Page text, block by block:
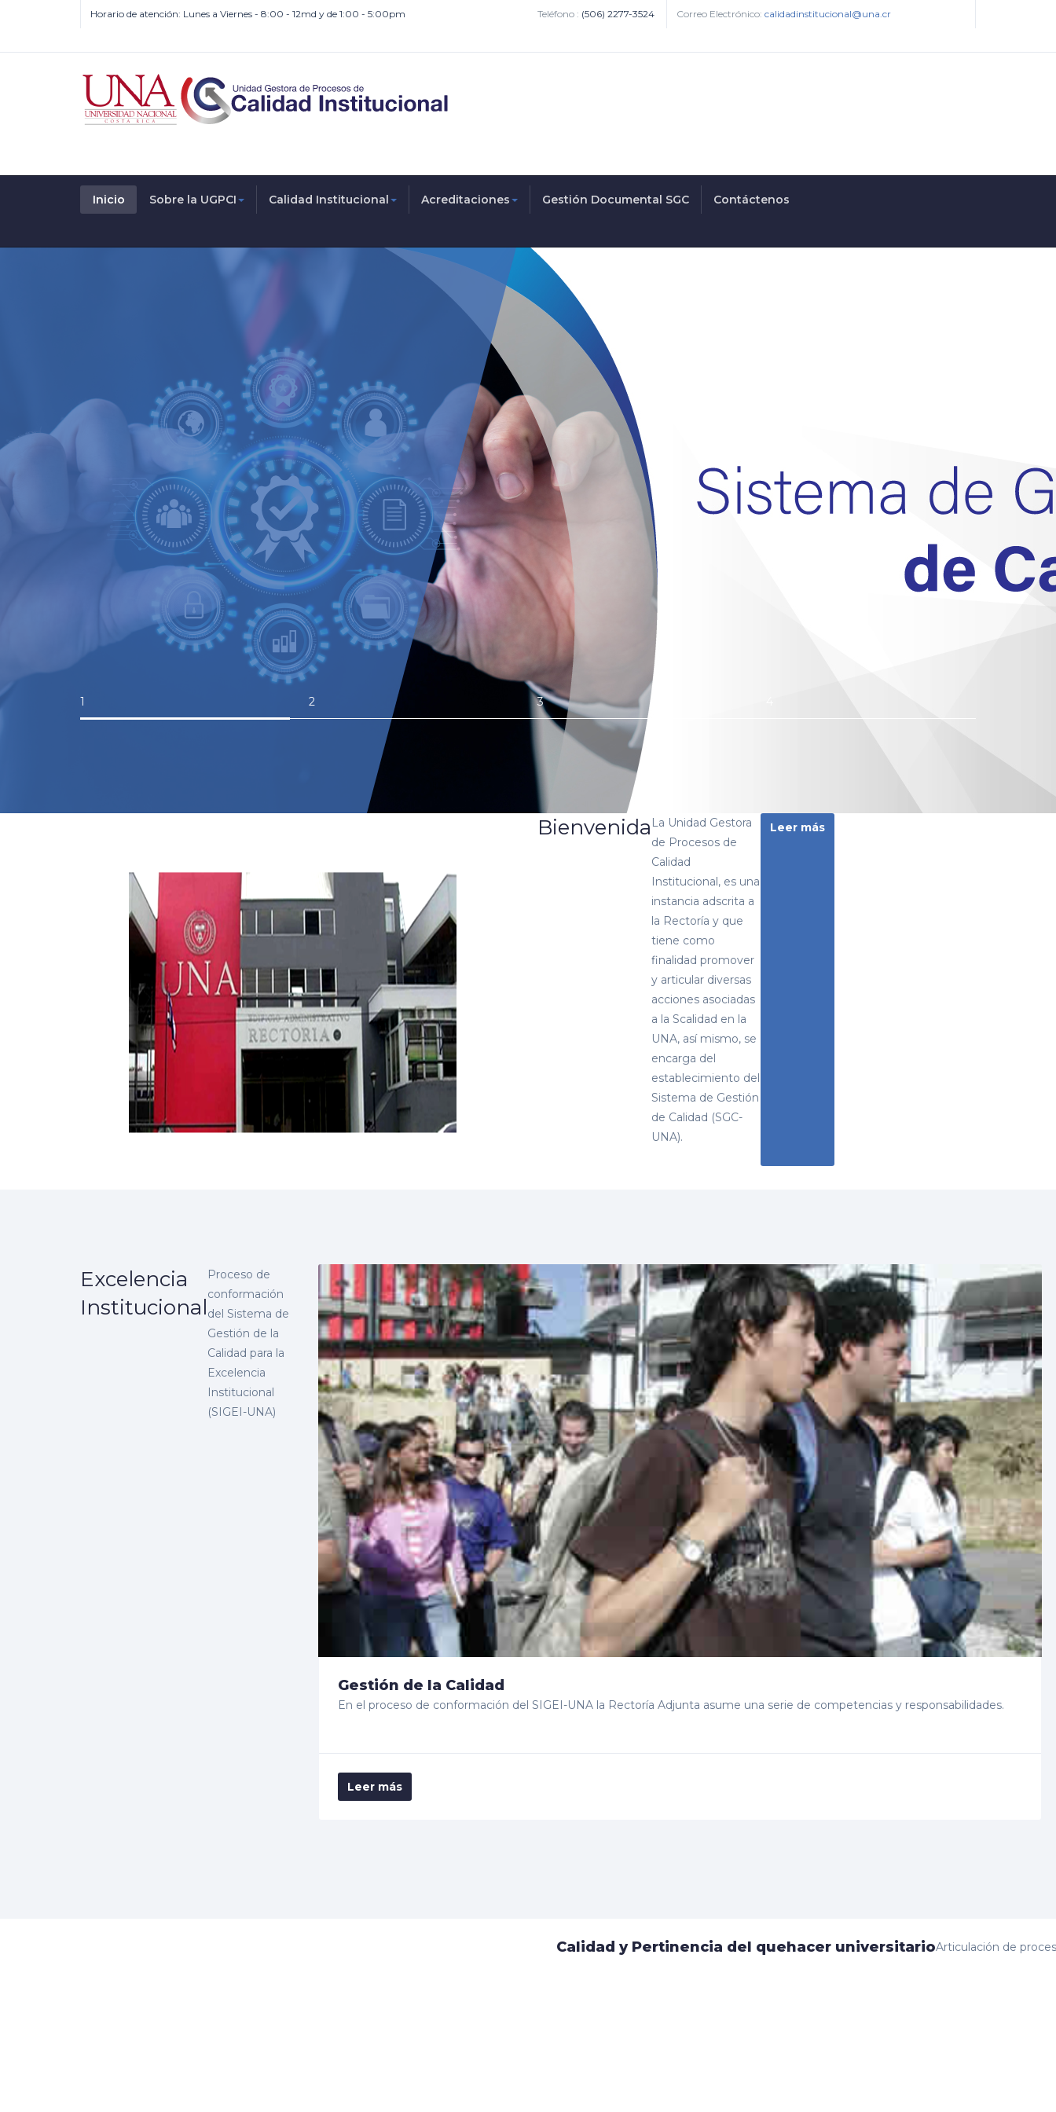
Horario de atención: Lunes a Viernes - 8:00 - 12md y de 1:00 - 5:00pm Teléfono : (506) 2277-3524 Correo Electrónico: calidadinstitucional@una.cr
Inicio Sobre la UGPCI Calidad Institucional Acreditaciones Gestión Documental SGC Contáctenos
Bienvenida La Unidad Gestora
de Procesos de
Calidad
Institucional, es una
instancia adscrita a
la Rectoría y que
tiene como
finalidad promover
y articular diversas
acciones asociadas
a la Scalidad en la
UNA, así mismo, se
encarga del
establecimiento del
Sistema de Gestión
de Calidad (SGC-
UNA).
Leer más
Excelencia
Institucional
Proceso de
conformación
del Sistema de
Gestión de la
Calidad para la
Excelencia
Institucional
(SIGEI-UNA)
Gestión de la Calidad
En el proceso de conformación del SIGEI-UNA la Rectoría Adjunta asume una serie de competencias y responsabilidades.
Leer más
Calidad y Pertinencia del quehacer universitarioArticulación de